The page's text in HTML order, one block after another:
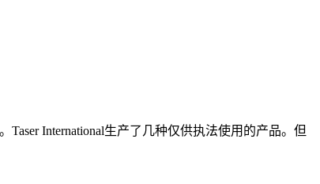
International生产了几种仅供执法使用的产品。但